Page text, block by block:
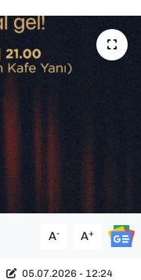
A- A+
05.07.2026 - 12:24